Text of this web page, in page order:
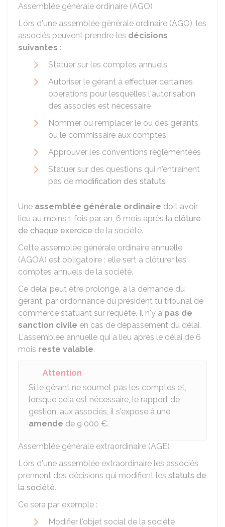
Assemblée générale ordinaire (AGO)
Lors d'une assemblée générale ordinaire (AGO), les
associés peuvent prendre les décisions
suivantes :
Statuer sur les comptes annuels
Autoriser le gérant à effectuer certaines
opérations pour lesquelles l'autorisation
des associés est nécessaire
Nommer ou remplacer le ou des gérants
ou le commissaire aux comptes
Approuver les conventions réglementées
Statuer sur des questions qui n'entraînent
pas de modification des statuts
Une assemblée générale ordinaire doit avoir
lieu au moins 1 fois par an, 6 mois après la clôture
de chaque exercice de la société.
Cette assemblée générale ordinaire annuelle
(AGOA) est obligatoire : elle sert à clôturer les
comptes annuels de la société.
Ce délai peut être prolongé, à la demande du
gérant, par ordonnance du président tu tribunal de
commerce statuant sur requête. Il n'y a pas de
sanction civile en cas de dépassement du délai.
L'assemblée annuelle qui a lieu après le délai de 6
mois reste valable.
Attention
Si le gérant ne soumet pas les comptes et,
lorsque cela est nécessaire, le rapport de
gestion, aux associés, il s'expose à une
amende de 9 000 €.
Assemblée générale extraordinaire (AGE)
Lors d'une assemblée extraordinaire les associés
prennent des décisions qui modifient les statuts de
la société.
Ce sera par exemple :
Modifier l'objet social de la société